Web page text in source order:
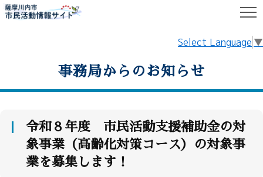
Select Language ▼
HOME 事務局からのお知らせ
事務局からのお知らせ
令和８年度 市民活動支援補助金の対
象事業（高齢化対策コース）の対象事
業を募集します！